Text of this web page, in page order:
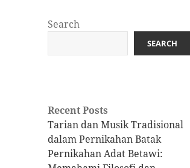
Search
SEARCH
Recent Posts
Tarian dan Musik Tradisional
dalam Pernikahan Batak
Pernikahan Adat Betawi: